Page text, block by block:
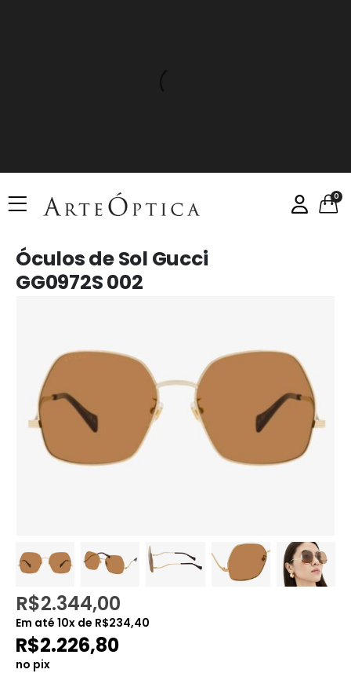
0
Óculos de Sol Gucci
GG0972S 002
R$2.344,00
Em até 10x de R$234,40
R$2.226,80
no pix